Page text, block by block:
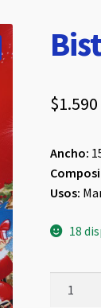
$1.590
Ancho:
Usos:
18